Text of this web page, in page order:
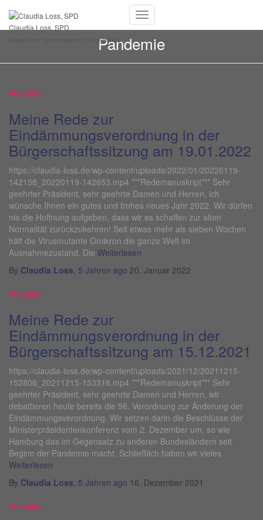
Claudia Loss, SPD
Mitglied der Hamburgischen Bürgerschaft
Navigation
Pandemie
Aktuelles
Meine Rede zur
Eindämmungsverordnung in der
Bürgerschaftssitzung am 19.01.2022
https://claudia-loss.de/wp-content/uploads/2022/01/20220119-
142158_20220119-142653.mp4 ***Redemanuskript*** Sehr
geehrter Präsident, sehr geehrte Damen und Herren, ich
wünsche Ihnen ein gutes und frohes neues Jahr 2022. Wir dürfen
nie die Hoffnung aufgeben, dass wir es schaffen zur alten
Normalität zurückzukehren! Seit etwas mehr als sieben Wochen
hält die Virusmutante Omikron die ganze Welt im
Ausnahmezustand. Die Weiterlesen
By Claudia Loss, 5 Jahren ago 20. Januar 2022
Aktuelles
Meine Rede zur
Eindämmungsverordnung in der
Bürgerschaftssitzung am 15.12.2021
https://claudia-loss.de/wp-content/uploads/2021/12/20211215-
152806_20211215-153316.mp4 ***Redemanuskript*** Sehr
geehrter Präsident, sehr geehrte Damen und Herren, wir
debattieren heute bereits die 56. Verordnung zur Änderung der
Eindämmungsverordnung. Wir setzen darin die Beschlüsse der
Ministerpräsidentenkonferenz vom 2. Dezember um, so wie
Hamburg das im Gegensatz zu anderen Bundesländern seit
Beginn der Pandemie macht. Schließlich haben wir vieles
Weiterlesen
By Claudia Loss, 5 Jahren ago 16. Dezember 2021
Aktuelles